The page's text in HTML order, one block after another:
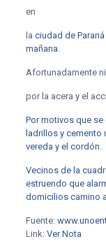
en
la ciudad de Paraná
mañana.
Afortunadamente
por la acera y el
Por motivos que
ladrillos y
vereda y el cordón.
Vecinos de la
estruendo que
domicilios camino
Fuente:
Link: Ver Nota